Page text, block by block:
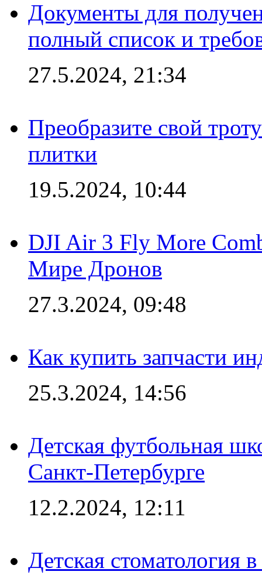
Документы для
полный список и
27.5.2024, 21:34
Преобразите свой
плитки
19.5.2024, 10:44
DJI Air 3 Fly More
Мире Дронов
27.3.2024, 09:48
Как купить запчасти
25.3.2024, 14:56
Детская футбольная
Санкт-Петербурге
12.2.2024, 12:11
Детская стоматология